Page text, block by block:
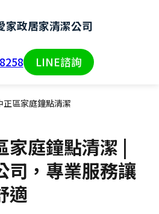
家政居家清潔公司
LINE諮詢
正區家庭鐘點清潔
家庭鐘點清潔 |
司，專業服務讓
適